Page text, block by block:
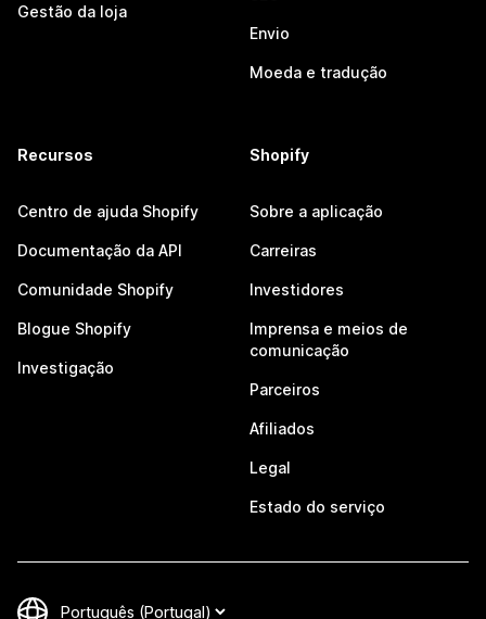
Gestão da loja
Envio
Moeda e tradução
Recursos
Centro de ajuda Shopify
Documentação da API
Comunidade Shopify
Blogue Shopify
Investigação
Shopify
Sobre a aplicação
Carreiras
Investidores
Imprensa e meios de
comunicação
Parceiros
Afiliados
Legal
Estado do serviço